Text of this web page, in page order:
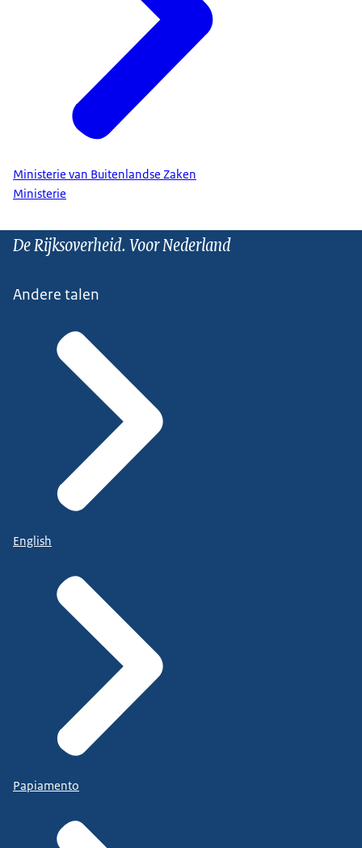
Ministerie van Buitenlandse Zaken
Ministerie
De Rijksoverheid. Voor Nederland
Andere talen
English
Papiamento